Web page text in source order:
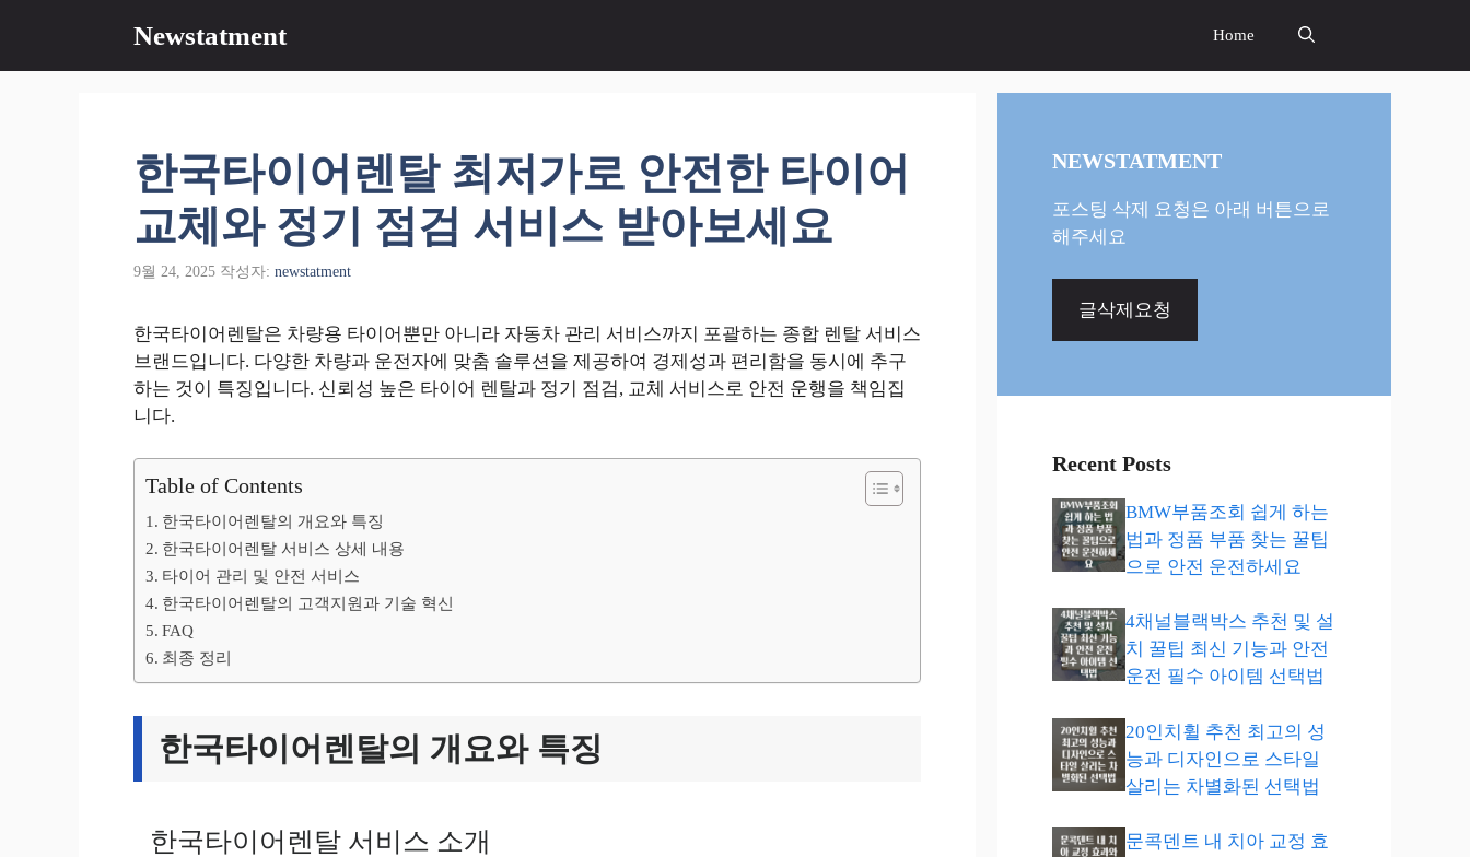
츠
Newstatment Home
한국타이어렌탈 최저가로 안전한 타이어
교체와 정기 점검 서비스 받아보세요
9월 24, 2025 작성자: newstatment
한국타이어렌탈은 차량용 타이어뿐만 아니라 자동차 관리 서비스까지 포괄하는 종합 렌탈 서비스
브랜드입니다. 다양한 차량과 운전자에 맞춤 솔루션을 제공하여 경제성과 편리함을 동시에 추구
하는 것이 특징입니다. 신뢰성 높은 타이어 렌탈과 정기 점검, 교체 서비스로 안전 운행을 책임집
니다.
Table of Contents
한국타이어렌탈의 개요와 특징
한국타이어렌탈 서비스 상세 내용
타이어 관리 및 안전 서비스
한국타이어렌탈의 고객지원과 기술 혁신
FAQ
최종 정리
한국타이어렌탈의 개요와 특징
한국타이어렌탈 서비스 소개
NEWSTATMENT
포스팅 삭제 요청은 아래 버튼으로
해주세요
글삭제요청
Recent Posts
BMW부품조회 쉽게 하는
법과 정품 부품 찾는 꿀팁
으로 안전 운전하세요
4채널블랙박스 추천 및 설
치 꿀팁 최신 기능과 안전
운전 필수 아이템 선택법
20인치휠 추천 최고의 성
능과 디자인으로 스타일
살리는 차별화된 선택법
문콕덴트 내 치아 교정 효